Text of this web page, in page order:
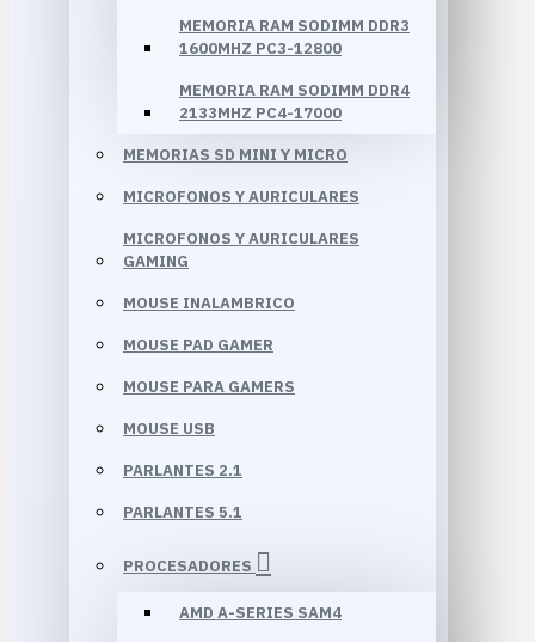
MEMORIA RAM SODIMM DDR3
1600MHZ PC3-12800
MEMORIA RAM SODIMM DDR4
2133MHZ PC4-17000
MEMORIAS SD MINI Y MICRO
MICROFONOS Y AURICULARES
MICROFONOS Y AURICULARES
GAMING
MOUSE INALAMBRICO
MOUSE PAD GAMER
MOUSE PARA GAMERS
MOUSE USB
PARLANTES 2.1
PARLANTES 5.1
PROCESADORES
AMD A-SERIES SAM4